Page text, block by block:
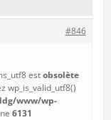
#846
estobsolète
wp_is_valid_utf8()
www/wp-
6131